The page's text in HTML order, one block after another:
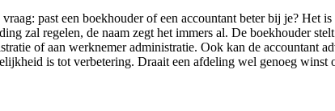
past een boekhouder of een accountant beter bij je? Het
zal regelen, de naam zegt het immers al. De boekhouder
of aan werknemer administratie. Ook kan de accountant
is tot verbetering. Draait een afdeling wel genoeg